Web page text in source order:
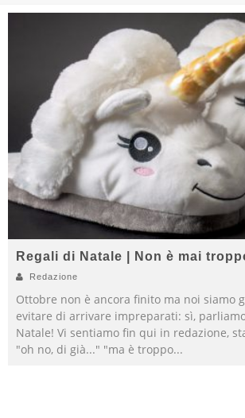
Regali di Natale | Non è mai
Redazione
Ottobre non è ancora finito ma noi siamo
evitare di arrivare impreparati: sì,
Natale! Vi sentiamo fin qui in redazione,
"oh no, di già..." "ma è troppo...